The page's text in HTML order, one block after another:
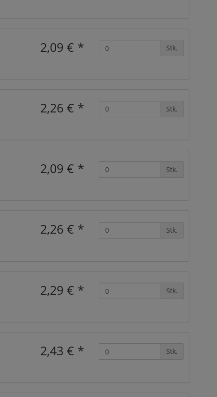
2,09 € * Stk.
2,26 € * Stk.
2,09 € * Stk.
2,26 € * Stk.
2,29 € * Stk.
2,43 € * Stk.